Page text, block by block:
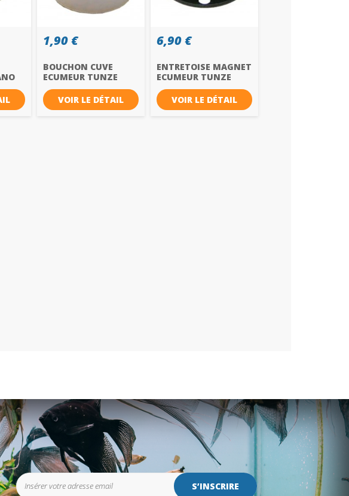
1,90 €
BOUCHON CUVE
ECUMEUR TUNZE
9004 REF 3166.050
VOIR LE DÉTAIL
6,90 €
ENTRETOISE MAGNET
ECUMEUR TUNZE
9004 REF...
VOIR LE DÉTAIL
S’INSCRIRE